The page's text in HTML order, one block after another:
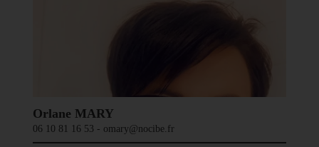
Orlane MARY
06 10 81 16 53 - omary@nocibe.fr